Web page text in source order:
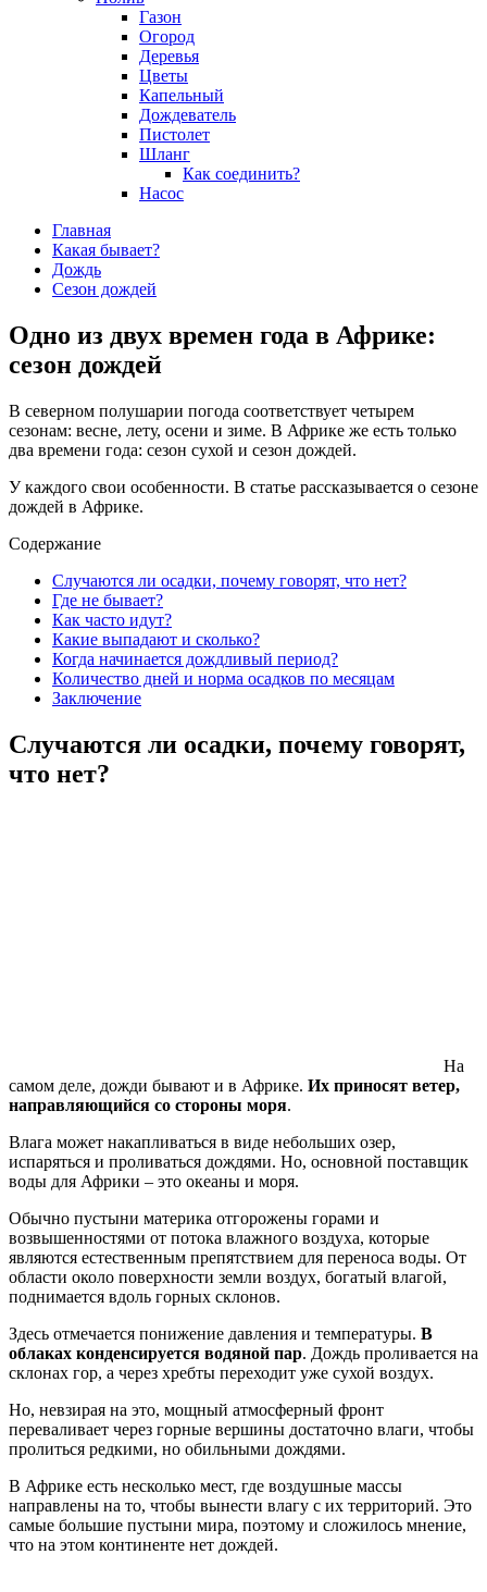
Газон
Огород
Деревья
Цветы
Капельный
Дождеватель
Пистолет
Шланг
Как соединить?
Насос
Главная
Какая бывает?
Дождь
Сезон дождей
Одно из двух времен года в Африке:
сезон дождей
В северном полушарии погода соответствует четырем
сезонам: весне, лету, осени и зиме. В Африке же есть только
два времени года: сезон сухой и сезон дождей.
У каждого свои особенности. В статье рассказывается о сезоне
дождей в Африке.
Содержание
Случаются ли осадки, почему говорят, что нет?
Где не бывает?
Как часто идут?
Какие выпадают и сколько?
Когда начинается дождливый период?
Количество дней и норма осадков по месяцам
Заключение
Случаются ли осадки, почему говорят,
что нет?
На
самом деле, дожди бывают и в Африке. Их приносят ветер,
направляющийся со стороны моря.
Влага может накапливаться в виде небольших озер,
испаряться и проливаться дождями. Но, основной поставщик
воды для Африки – это океаны и моря.
Обычно пустыни материка отгорожены горами и
возвышенностями от потока влажного воздуха, которые
являются естественным препятствием для переноса воды. От
области около поверхности земли воздух, богатый влагой,
поднимается вдоль горных склонов.
Здесь отмечается понижение давления и температуры. В
облаках конденсируется водяной пар. Дождь проливается на
склонах гор, а через хребты переходит уже сухой воздух.
Но, невзирая на это, мощный атмосферный фронт
переваливает через горные вершины достаточно влаги, чтобы
пролиться редкими, но обильными дождями.
В Африке есть несколько мест, где воздушные массы
направлены на то, чтобы вынести влагу с их территорий. Это
самые большие пустыни мира, поэтому и сложилось мнение,
что на этом континенте нет дождей.